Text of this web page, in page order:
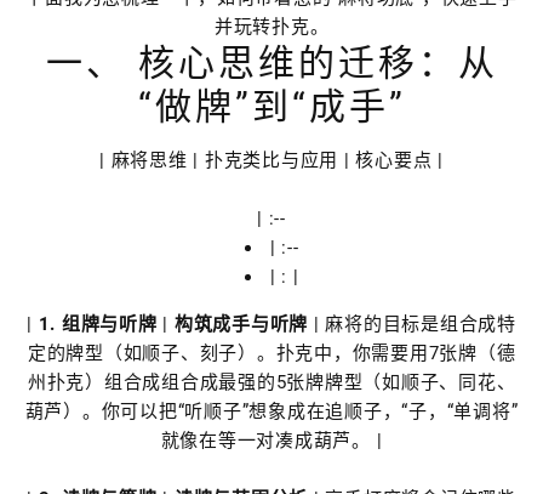
并玩转扑克。
一、 核心思维的迁移：从
“做牌”到“成手”
| 麻将思维 | 扑克类比与应用 | 核心要点 |
| :--
| :--
| : |
| 1. 组牌与听牌 | 构筑成手与听牌 | 麻将的目标是组合成特
定的牌型（如顺子、刻子）。扑克中，你需要用7张牌（德
州扑克）组合成组合成最强的5张牌牌型（如顺子、同花、
葫芦）。你可以把“听顺子”想象成在追顺子，“子，“单调将”
就像在等一对凑成葫芦。 |